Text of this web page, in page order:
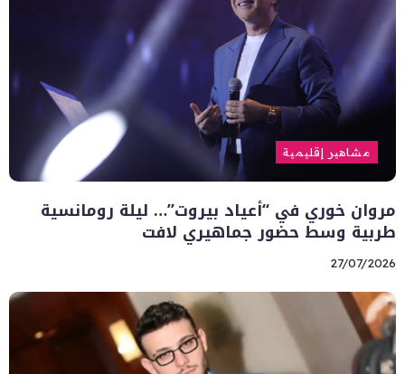
مشاهير إقليمية
مروان خوري في “أعياد بيروت”… ليلة رومانسية
طربية وسط حضور جماهيري لافت
27/07/2026